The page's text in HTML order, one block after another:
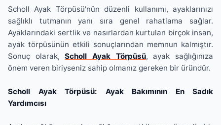
Scholl Ayak Törpüsü'nün düzenli kullanımı, ayaklarınızı
sağlıklı tutmanın yanı sıra genel rahatlama sağlar.
Ayaklarındaki sertlik ve nasırlardan kurtulan birçok insan,
ayak törpüsünün etkili sonuçlarından memnun kalmıştır.
Sonuç olarak,Scholl Ayak Törpüsü, ayak sağlığınıza
önem veren biriyseniz sahip olmanız gereken bir üründür.
Scholl Ayak Törpüsü: Ayak Bakımının En Sadık
Yardımcısı